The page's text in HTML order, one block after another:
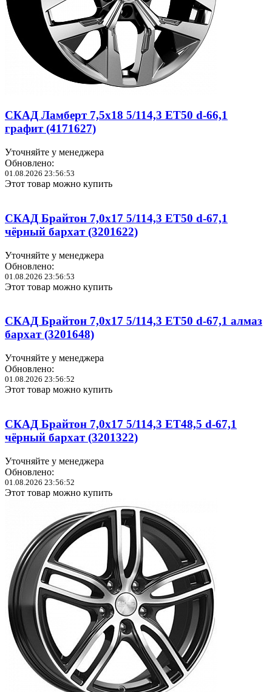
СКАД Ламберт 7,5x18 5/114,3 ET50 d-66,1
графит (4171627)
Уточняйте у менеджера
Обновлено:
01.08.2026 23:56:53
Этот товар можно купить
СКАД Брайтон 7,0x17 5/114,3 ET50 d-67,1
чёрный бархат (3201622)
Уточняйте у менеджера
Обновлено:
01.08.2026 23:56:53
Этот товар можно купить
СКАД Брайтон 7,0x17 5/114,3 ET50 d-67,1 алмаз
бархат (3201648)
Уточняйте у менеджера
Обновлено:
01.08.2026 23:56:52
Этот товар можно купить
СКАД Брайтон 7,0x17 5/114,3 ET48,5 d-67,1
чёрный бархат (3201322)
Уточняйте у менеджера
Обновлено:
01.08.2026 23:56:52
Этот товар можно купить